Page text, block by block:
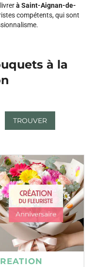
à Saint-Aignan-de-
compétents, qui sont
à la
TROUVER